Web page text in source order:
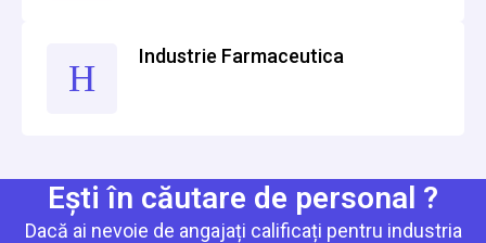
Industrie Farmaceutica
Ești în căutare de personal ?
Dacă ai nevoie de angajați calificați pentru industria